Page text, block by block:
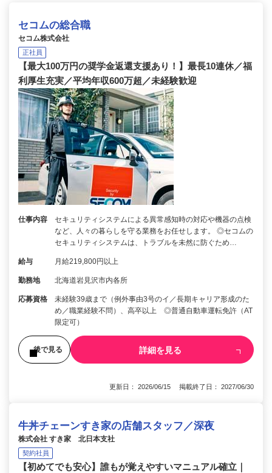
セコムの総合職
セコム株式会社
正社員
【最大100万円の奨学金返還支援あり！】最長10連休／福
利厚生充実／平均年収600万超／未経験歓迎
仕事内容
セキュリティシステムによる異常感知時の対応や機器の点検
など、人々の暮らしを守る業務をお任せします。 ◎セコムの
セキュリティシステムは、トラブルを未然に防ぐため…
給与 月給219,800円以上
勤務地 北海道岩見沢市内各所
応募資格
未経験39歳まで（例外事由3号のイ／長期キャリア形成のた
め／職業経験不問）、高卒以上 ◎普通自動車運転免許（AT
限定可）
後で見る 詳細を見る
更新日： 2026/06/15 掲載終了日： 2027/06/30
牛丼チェーンすき家の店舗スタッフ／深夜
株式会社 すき家 北日本支社
契約社員
【初めてでも安心】誰もが覚えやすいマニュアル確立｜